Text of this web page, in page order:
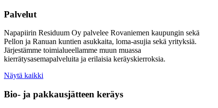
Palvelut
Napapiirin Residuum Oy palvelee Rovaniemen kaupungin sekä
Pellon ja Ranuan kuntien asukkaita, loma-asujia sekä yrityksiä.
Järjestämme toimialueellamme muun muassa
kierrätysasemapalveluita ja erilaisia keräyskierroksia.
Näytä kaikki
Bio- ja pakkausjätteen keräys